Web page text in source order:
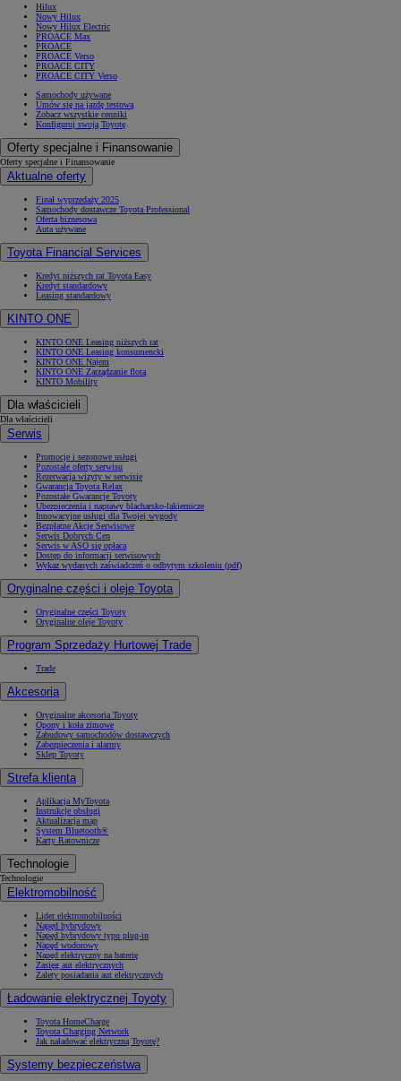
Hilux
Nowy Hilux
Nowy Hilux Electric
PROACE Max
PROACE
PROACE Verso
PROACE CITY
PROACE CITY Verso
Samochody używane
Umów się na jazdę testową
Zobacz wszystkie cenniki
Konfiguruj swoją Toyotę
Oferty specjalne i Finansowanie
Oferty specjalne i Finansowanie
Aktualne oferty
Finał wyprzedaży 2025
Samochody dostawcze Toyota Professional
Oferta biznesowa
Auta używane
Toyota Financial Services
Kredyt niższych rat Toyota Easy
Kredyt standardowy
Leasing standardowy
KINTO ONE
KINTO ONE Leasing niższych rat
KINTO ONE Leasing konsumencki
KINTO ONE Najem
KINTO ONE Zarządzanie flotą
KINTO Mobility
Dla właścicieli
Dla właścicieli
Serwis
Promocje i sezonowe usługi
Pozostałe oferty serwisu
Rezerwacja wizyty w serwisie
Gwarancja Toyota Relax
Pozostałe Gwarancje Toyoty
Ubezpieczenia i naprawy blacharsko-lakiernicze
Innowacyjne usługi dla Twojej wygody
Bezpłatne Akcje Serwisowe
Serwis Dobrych Cen
Serwis w ASO się opłaca
Dostęp do informacji serwisowych
Wykaz wydanych zaświadczeń o odbytym szkoleniu (pdf)
Oryginalne części i oleje Toyota
Oryginalne części Toyoty
Oryginalne oleje Toyoty
Program Sprzedaży Hurtowej Trade
Trade
Akcesoria
Oryginalne akcesoria Toyoty
Opony i koła zimowe
Zabudowy samochodów dostawczych
Zabezpieczenia i alarmy
Sklep Toyoty
Strefa klienta
Aplikacja MyToyota
Instrukcje obsługi
Aktualizacja map
System Bluetooth®
Karty Ratownicze
Technologie
Technologie
Elektromobilność
Lider elektromobilności
Napęd hybrydowy
Napęd hybrydowy typu plug-in
Napęd wodorowy
Napęd elektryczny na baterię
Zasięg aut elektrycznych
Zalety posiadania aut elektrycznych
Ładowanie elektrycznej Toyoty
Toyota HomeCharge
Toyota Charging Network
Jak naładować elektryczną Toyotę?
Systemy bezpieczeństwa